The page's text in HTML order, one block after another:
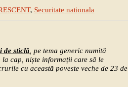
, Securitate nationala
de sticlă , pe tema generic numită
cap, niște informații care să le
cu această poveste veche de 23 de